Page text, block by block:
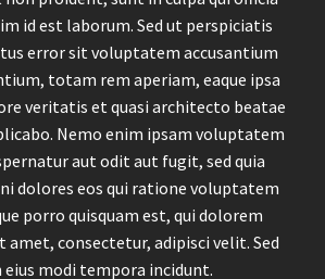
id est laborum. Sed ut perspiciatis
error sit voluptatem accusantium
totam rem aperiam, eaque ipsa
veritatis et quasi architecto beatae
Nemo enim ipsam voluptatem
aut odit aut fugit, sed quia
dolores eos qui ratione voluptatem
porro quisquam est, qui dolorem
amet, consectetur, adipisci velit. Sed
eius modi tempora incidunt.